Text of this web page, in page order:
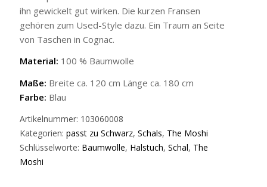
ihn gewickelt gut wirken. Die kurzen Fransen
gehören zum Used-Style dazu. Ein Traum an Seite
von Taschen in Cognac.
Material: 100 % Baumwolle
Maße: Breite ca. 120 cm Länge ca. 180 cm
Farbe: Blau
Artikelnummer: 103060008
Kategorien:passt zu Schwarz,Schals, The Moshi
Schlüsselworte: Baumwolle, Halstuch,Schal, The
Moshi